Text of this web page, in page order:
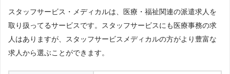
第22位
ヒューマン・キャピタル・マネ
公式サイト
登録 16件
第23位
公式サイト
スタッフサービス・メディカルは、医療・福祉関連の派遣求人を
取り扱ってるサービスです。スタッフサービスにも医療事務の求
人はありますが、スタッフサービスメディカルの方がより豊富な
求人から選ぶことができます。